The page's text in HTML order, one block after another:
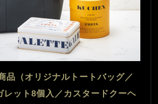
品（オリジナルトートバッグ／
レット8個入／カスタードクーヘ